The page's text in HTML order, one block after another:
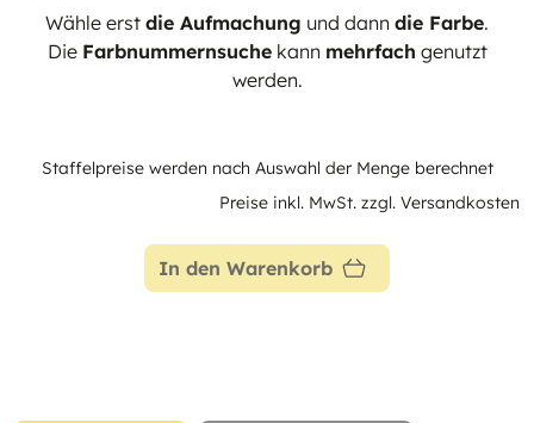
Wähle erst die Aufmachung und dann die Farbe.
Die Farbnummernsuchekann mehrfach genutzt
werden.
Staffelpreise werden nach Auswahl der Menge berechnet
Preise inkl. MwSt. zzgl. Versandkosten
In den Warenkorb